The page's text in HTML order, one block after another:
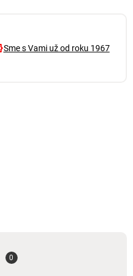
Sme s Vami už od roku 1967
0